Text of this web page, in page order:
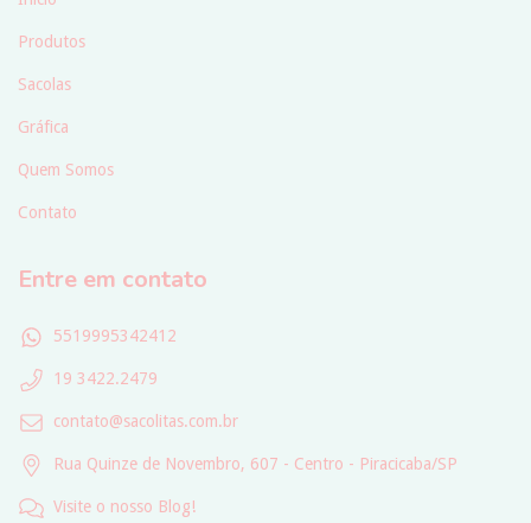
Produtos
Sacolas
Gráfica
Quem Somos
Contato
Entre em contato
5519995342412
19 3422.2479
contato@sacolitas.com.br
Rua Quinze de Novembro, 607 - Centro - Piracicaba/SP
Visite o nosso Blog!